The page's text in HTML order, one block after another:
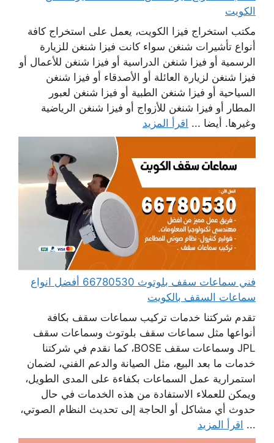
الكويت
مكتب استخراج فيزا الكويت، يعمل على استخراج كافة
أنواع تأشيرات شنغن سواء كانت فيزا شنغن للزيارة
الرسمية أو فيزا شنغن الدراسية أو فيزا شنغن للأعمال أو
فيزا شنغن لزيارة العائلة أو الأصدقاء أو فيزا شنغن
السياحية أو فيزا شنغن الطبية أو فيزا شنغن لعبور
المطار أو فيزا شنغن للأزواج أو فيزا شنغن الرياضية
وغيرها. أيضا ... اقرأ المزيد
فني سماعات سقف بلوتوث 66780530 أفضل انواع
سماعات السقف بالكويت
تقدم شركتنا خدمات تركيب سماعات سقف بكافة
أنواعها مثل سماعات سقف بلوتوث وسماعات سقف
JPL وسماعات سقف BOSE، كما نقدم في شركتنا
خدمات ما بعد البيع، مثل الصيانة والدعم الفني، لضمان
استمرارية عمل السماعات بكفاءة على المدى الطويل،
ويمكن للعملاء الاستفادة من هذه الخدمات في حال
حدوث أي مشاكل أو الحاجة إلى تحديث النظام الصوتي،
... اقرأ المزيد